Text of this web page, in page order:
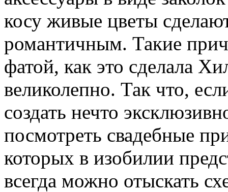
косу живые цветы
романтичным. Такие
фатой, как это сделала
великолепно. Так что,
создать нечто
посмотреть свадебные
которых в изобилии
всегда можно отыскать